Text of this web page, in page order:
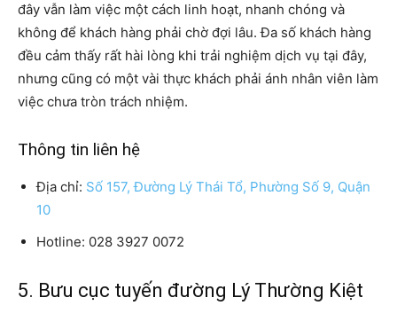
đây vẫn làm việc một cách linh hoạt, nhanh chóng và
không để khách hàng phải chờ đợi lâu. Đa số khách hàng
đều cảm thấy rất hài lòng khi trải nghiệm dịch vụ tại đây,
nhưng cũng có một vài thực khách phải ánh nhân viên làm
việc chưa tròn trách nhiệm.
Thông tin liên hệ
Địa chỉ: Số 157, Đường Lý Thái Tổ, Phường Số 9, Quận
10
Hotline: 028 3927 0072
5. Bưu cục tuyến đường Lý Thường Kiệt